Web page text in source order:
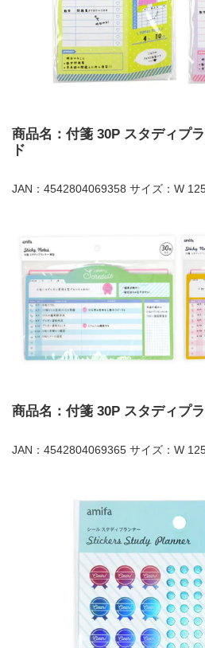
商品名：付箋 30P スタディプ
ド
JAN：4542804069358 サイズ：W
商品名：付箋 30P スタディプ
JAN：4542804069365 サイズ：W